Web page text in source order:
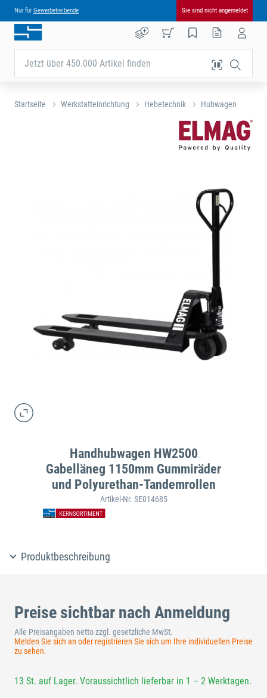
Nur für Gewerbetreibende Sie sind nicht angemeldet
Jetzt über 450.000 Artikel finden
Startseite Werkstatteinrichtung Hebetechnik Hubwagen
Handhubwagen HW2500
Gabelläneg 1150mm Gummiräder
und Polyurethan-Tandemrollen
Artikel-Nr. SE014685
Produktbeschreibung
Preise sichtbar nach Anmeldung
Alle Preisangaben netto zzgl. gesetzliche MwSt.
Melden Sie sich an oder registrieren Sie sich um Ihre individuellen Preise
zu sehen.
13 St. auf Lager. Voraussichtlich lieferbar in 1 – 2 Werktagen.